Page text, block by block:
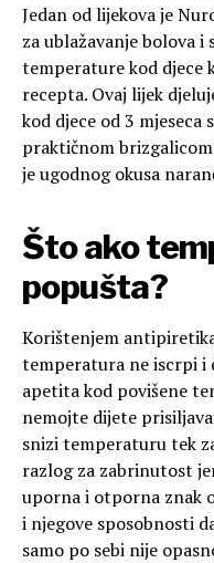
Jedan od lijekova je
za ublažavanje bolova i
temperature kod djece
recepta. Ovaj lijek
kod djece od 3
praktičnom
je ugodnog okusa
Što ako
popušta?
Korištenjem
temperatura ne iscrpi i
apetita kod povišene
nemojte dijete
snizi temperaturu tek
razlog za zabrinutost
uporna i otporna znak
i njegove sposobnosti
samo po sebi nije